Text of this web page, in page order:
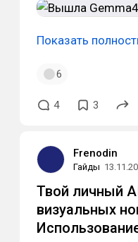
Показать
6
4 3
Frenodin
Гайды
Твой личный
визуальных